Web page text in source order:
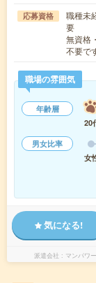
応募資格
職種未
要
無資格
不要で
職場の雰囲気
年齢層
20
男女比率
女
気になる!
派遣会社 マンパワ